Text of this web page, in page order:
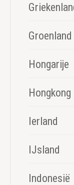
Groenland
Hongarije
Hongkong
Ierland
IJsland
Indonesië